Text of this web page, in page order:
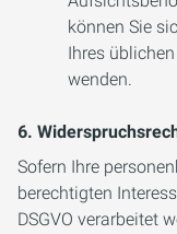
können Sie
Ihres
wenden.
6.
Sofern Ihre
berechtigten
DSGVO verarbeitet